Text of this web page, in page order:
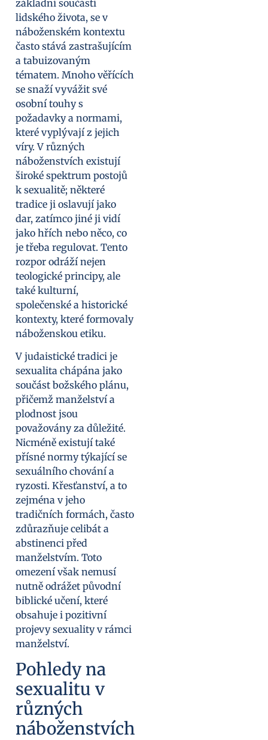
základní součástí
lidského života, se v
náboženském kontextu
často stává zastrašujícím
a tabuizovaným
tématem. Mnoho věřících
se snaží vyvážit své
osobní touhy s
požadavky a normami,
které vyplývají z jejich
víry. V různých
náboženstvích existují
široké spektrum postojů
k sexualitě; některé
tradice ji oslavují jako
dar, zatímco jiné ji vidí
jako hřích nebo něco, co
je třeba regulovat. Tento
rozpor odráží nejen
teologické principy, ale
také kulturní,
společenské a historické
kontexty, které formovaly
náboženskou etiku.
V judaistické tradici je
sexualita chápána jako
součást božského plánu,
přičemž manželství a
plodnost jsou
považovány za důležité.
Nicméně existují také
přísné normy týkající se
sexuálního chování a
ryzosti. Křesťanství, a to
zejména v jeho
tradičních formách, často
zdůrazňuje celibát a
abstinenci před
manželstvím. Toto
omezení však nemusí
nutně odrážet původní
biblické učení, které
obsahuje i pozitivní
projevy sexuality v rámci
manželství.
Pohledy na
sexualitu v
různých
náboženstvích